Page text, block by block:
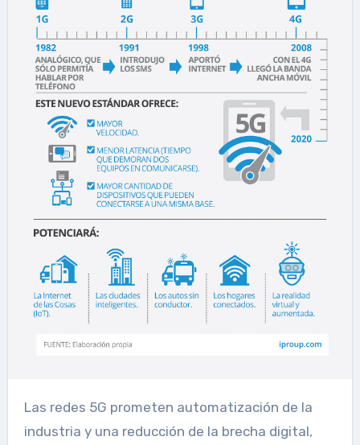
Las redes 5G prometen automatización de la
industria y una reducción de la brecha digital,